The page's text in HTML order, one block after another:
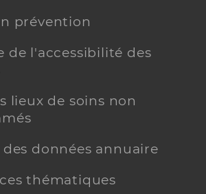
prévention
de l'accessibilité des
lieux de soins non
données annuaire
thématiques